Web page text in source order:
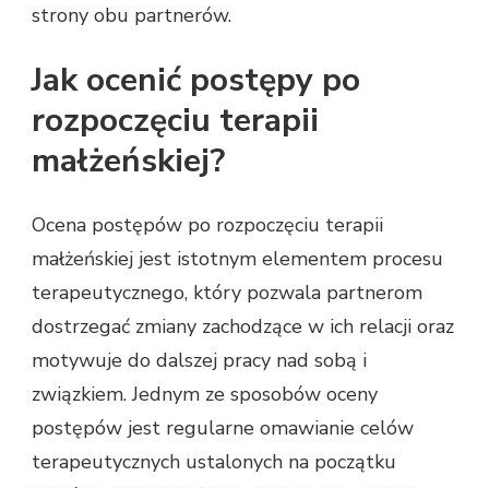
strony obu partnerów.
Jak ocenić postępy po
rozpoczęciu terapii
małżeńskiej?
Ocena postępów po rozpoczęciu terapii
małżeńskiej jest istotnym elementem procesu
terapeutycznego, który pozwala partnerom
dostrzegać zmiany zachodzące w ich relacji oraz
motywuje do dalszej pracy nad sobą i
związkiem. Jednym ze sposobów oceny
postępów jest regularne omawianie celów
terapeutycznych ustalonych na początku